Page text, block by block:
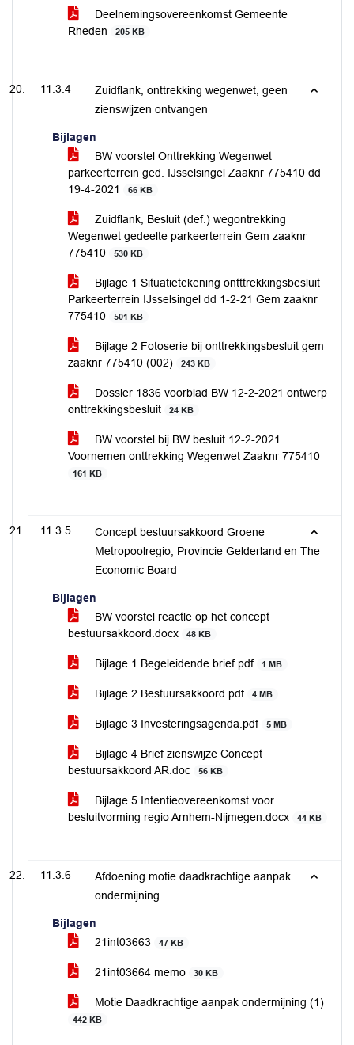
Deelnemingsovereenkomst Gemeente
Rheden
205 KB
11.3.4
Zuidflank, onttrekking wegenwet, geen
zienswijzen ontvangen
Bijlagen
BW voorstel Onttrekking Wegenwet
parkeerterrein ged. IJsselsingel Zaaknr 775410 dd
19-4-2021
66 KB
Zuidflank, Besluit (def.) wegontrekking
Wegenwet gedeelte parkeerterrein Gem zaaknr
775410
530 KB
Bijlage 1 Situatietekening ontttrekkingsbesluit
Parkeerterrein IJsselsingel dd 1-2-21 Gem zaaknr
775410
501 KB
Bijlage 2 Fotoserie bij onttrekkingsbesluit gem
zaaknr 775410 (002)
243 KB
Dossier 1836 voorblad BW 12-2-2021 ontwerp
onttrekkingsbesluit
24 KB
BW voorstel bij BW besluit 12-2-2021
Voornemen onttrekking Wegenwet Zaaknr 775410
161 KB
11.3.5
Concept bestuursakkoord Groene
Metropoolregio, Provincie Gelderland en The
Economic Board
Bijlagen
BW voorstel reactie op het concept
bestuursakkoord.docx
48 KB
Bijlage 1 Begeleidende brief.pdf 1 MB
Bijlage 2 Bestuursakkoord.pdf 4 MB
Bijlage 3 Investeringsagenda.pdf 5 MB
Bijlage 4 Brief zienswijze Concept
bestuursakkoord AR.doc
56 KB
Bijlage 5 Intentieovereenkomst voor
besluitvorming regio Arnhem-Nijmegen.docx
44 KB
11.3.6
Afdoening motie daadkrachtige aanpak
ondermijning
Bijlagen
21int03663
47 KB
21int03664 memo 30 KB
Motie Daadkrachtige aanpak ondermijning (1)
442 KB